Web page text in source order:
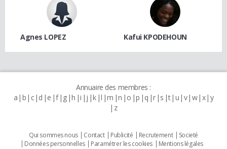
Agnes LOPEZ Kafui KPODEHOUN
Annuaire des membres :
a b c d e f g h i j k l m n o p q r s t u v w x y
z
Qui sommes nous Contact Publicité Recrutement
Societé
Données personnelles
Paramétrer les cookies
Mentions légales